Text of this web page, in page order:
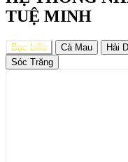
TUỆ MINH
Bạc Liêu Cà Mau Hải
Sóc Trăng